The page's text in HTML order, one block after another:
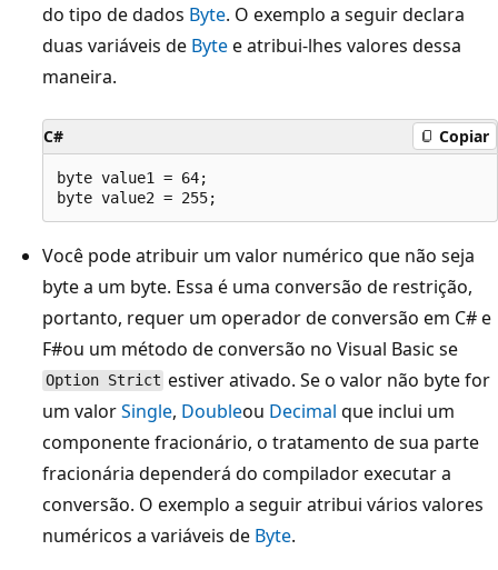
do tipo de dados Byte. O exemplo a seguir declara
duas variáveis de Bytee atribui-lhes valores dessa
maneira.
C# Copiar
byte value1 = 64;
Você pode atribuir um valor numérico que não seja
byte a um byte. Essa é uma conversão de restrição,
portanto, requer um operador de conversão em C# e
F#ou um método de conversão no Visual Basic se
Option Strict estiver ativado. Se o valor não byte for
um valorSingle, Doubleou Decimal que inclui um
componente fracionário, o tratamento de sua parte
fracionária dependerá do compilador executar a
conversão. O exemplo a seguir atribui vários valores
numéricos a variáveis de Byte.